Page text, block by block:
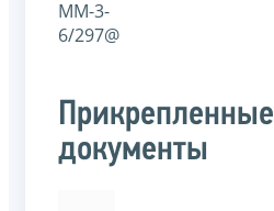
ММ-3-
6/297@
Прикрепленные
документы